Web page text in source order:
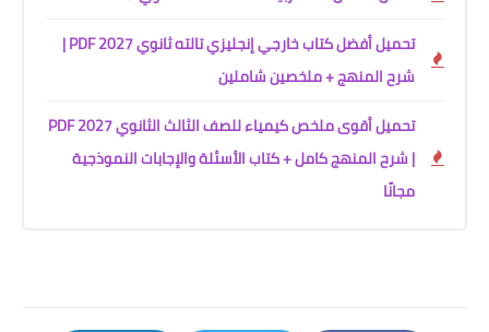
تحميل أفضل كتاب خارجي إنجليزي تالته ثانوي 2027 PDF |
شرح المنهج + ملخصين شاملين
تحميل أقوى ملخص كيمياء للصف الثالث الثانوي 2027 PDF
| شرح المنهج كامل + كتاب الأسئلة والإجابات النموذجية
مجانًا